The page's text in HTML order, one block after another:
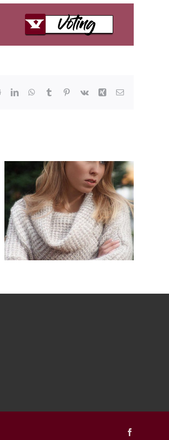
RedditLinkedInWhatsApp
Tumblr Pinterest
Vk Xing E-